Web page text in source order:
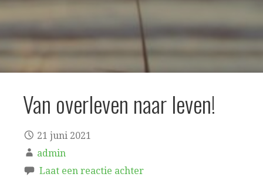
Van overleven naar leven!
21 juni 2021
admin
Laat een reactie achter